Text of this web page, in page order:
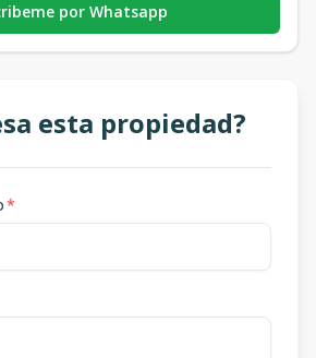
por Whatsapp
esta propiedad?
*